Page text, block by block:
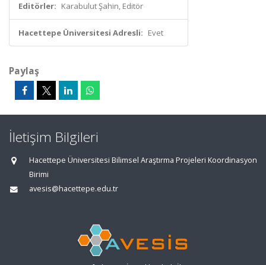
Editörler: Karabulut Şahin, Editör
Hacettepe Üniversitesi Adresli: Evet
Paylaş
İletişim Bilgileri
Hacettepe Üniversitesi Bilimsel Araştırma Projeleri Koordinasyon
Birimi
avesis@hacettepe.edu.tr